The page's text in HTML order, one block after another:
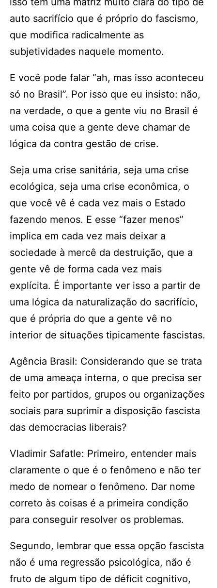
auto sacrifício que é próprio do fascismo,
que modifica radicalmente as
subjetividades naquele momento.
E você pode falar “ah, mas isso aconteceu
só no Brasil”. Por isso que eu insisto: não,
na verdade, o que a gente viu no Brasil é
uma coisa que a gente deve chamar de
lógica da contra gestão de crise.
Seja uma crise sanitária, seja uma crise
ecológica, seja uma crise econômica, o
que você vê é cada vez mais o Estado
fazendo menos. E esse “fazer menos”
implica em cada vez mais deixar a
sociedade à mercê da destruição, que a
gente vê de forma cada vez mais
explícita. É importante ver isso a partir de
uma lógica da naturalização do sacrifício,
que é própria do que a gente vê no
interior de situações tipicamente fascistas.
Agência Brasil: Considerando que se trata
de uma ameaça interna, o que precisa ser
feito por partidos, grupos ou organizações
sociais para suprimir a disposição fascista
das democracias liberais?
Vladimir Safatle: Primeiro, entender mais
claramente o que é o fenômeno e não ter
medo de nomear o fenômeno. Dar nome
correto às coisas é a primeira condição
para conseguir resolver os problemas.
Segundo, lembrar que essa opção fascista
não é uma regressão psicológica, não é
fruto de algum tipo de déficit cognitivo,